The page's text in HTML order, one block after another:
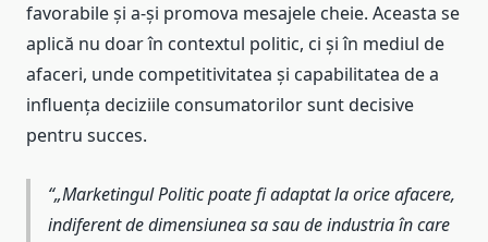
favorabile și a-și promova mesajele cheie. Aceasta se
aplică nu doar în contextul politic, ci și în mediul de
afaceri, unde competitivitatea și capabilitatea de a
influența deciziile consumatorilor sunt decisive
pentru succes.
„Marketingul Politic poate fi adaptat la orice afacere,
indiferent de dimensiunea sa sau de industria în care